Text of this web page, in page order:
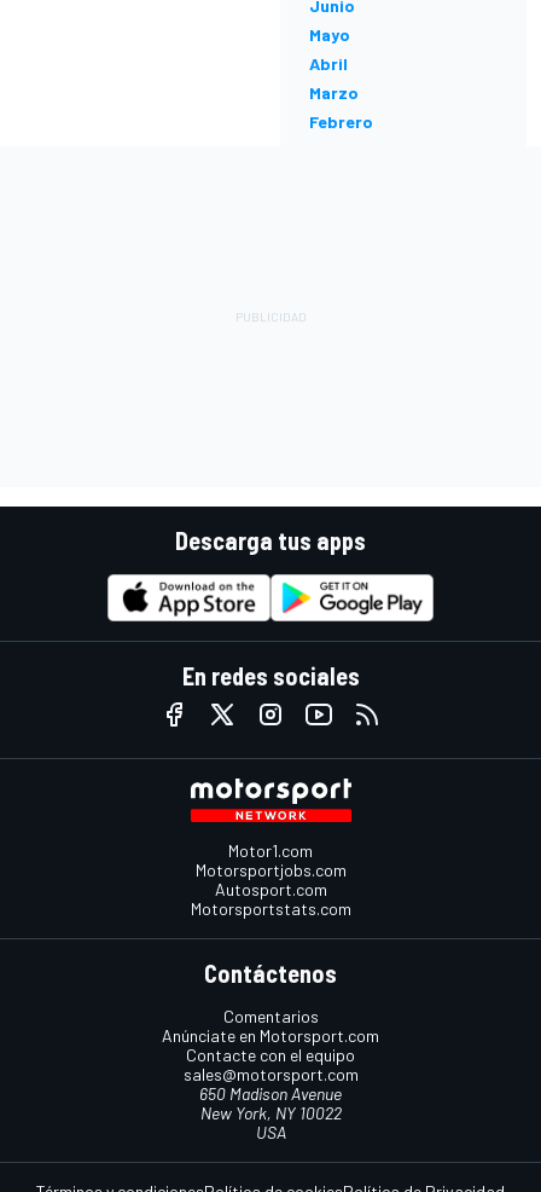
Junio
Mayo
Abril
Marzo
Febrero
Descarga tus apps
En redes sociales
Motor1.com
Motorsportjobs.com
Autosport.com
Motorsportstats.com
Contáctenos
Comentarios
Anúnciate en Motorsport.com
Contacte con el equipo
sales@motorsport.com
650 Madison Avenue
New York, NY 10022
USA